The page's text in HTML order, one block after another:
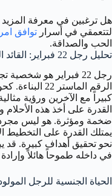
هل ترغبين في معرفة
لتتعمقي في أسرار توافق
الحب والصداقة.
تحليل رجل 22 فبراير: القائد الملهم وصانع الواقع الكبير
رجل 22 فبراير هو
الرقم
القدرة على أخذ هذه الأحلام
ضخمة ومؤثرة. هو ليس مجرد
يمتلك القدرة على التخطيط
نحو تحقيق أهداف كبيرة. قد
في داخله طموحاً هائلاً
الحياة الجنسية للرجل المولود في 22